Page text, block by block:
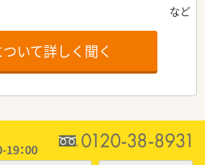
いて詳しく聞く